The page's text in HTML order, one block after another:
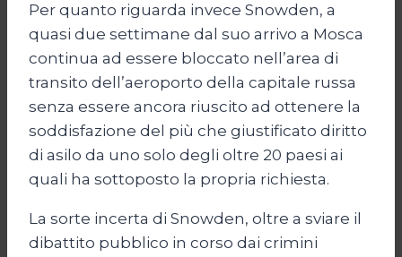
Per quanto riguarda invece Snowden, a
quasi due settimane dal suo arrivo a Mosca
continua ad essere bloccato nell’area di
transito dell’aeroporto della capitale russa
senza essere ancora riuscito ad ottenere la
soddisfazione del più che giustificato diritto
di asilo da uno solo degli oltre 20 paesi ai
quali ha sottoposto la propria richiesta.
La sorte incerta di Snowden, oltre a sviare il
dibattito pubblico in corso dai crimini